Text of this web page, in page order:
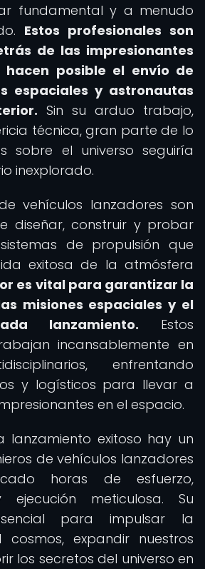
fundamental y a menudo
Estos profesionales son
de las impresionantes
hacen posible el envío de
espaciales y astronautas
Sin su arduo trabajo,
técnica, gran parte de lo
sobre el universo seguiría
inexplorado.
vehículos lanzadores son
diseñar, construir y probar
de propulsión que
exitosa de la atmósfera
es vital para garantizar la
misiones espaciales y el
lanzamiento. Estos
incansablemente en
enfrentando
y logísticos para llevar a
en el espacio.
lanzamiento exitoso hay un
de vehículos lanzadores
horas de esfuerzo,
ejecución meticulosa. Su
para impulsar la
cosmos, expandir nuestros
los secretos del universo en